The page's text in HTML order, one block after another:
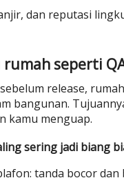
dan reputasi
rumah seperti
release,
bangunan.
kamu menguap.
sering jadi biang
tanda bocor dan